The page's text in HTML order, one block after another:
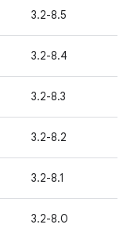
3.2-8.5
3.2-8.4
3.2-8.3
3.2-8.2
3.2-8.1
3.2-8.0